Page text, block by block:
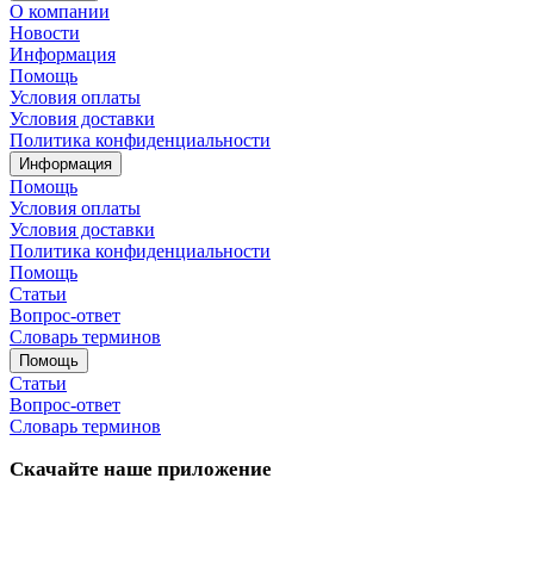
О компании
Новости
Информация
Помощь
Условия оплаты
Условия доставки
Политика конфиденциальности
Информация
Помощь
Условия оплаты
Условия доставки
Политика конфиденциальности
Помощь
Статьи
Вопрос-ответ
Словарь терминов
Помощь
Статьи
Вопрос-ответ
Словарь терминов
Скачайте наше приложение